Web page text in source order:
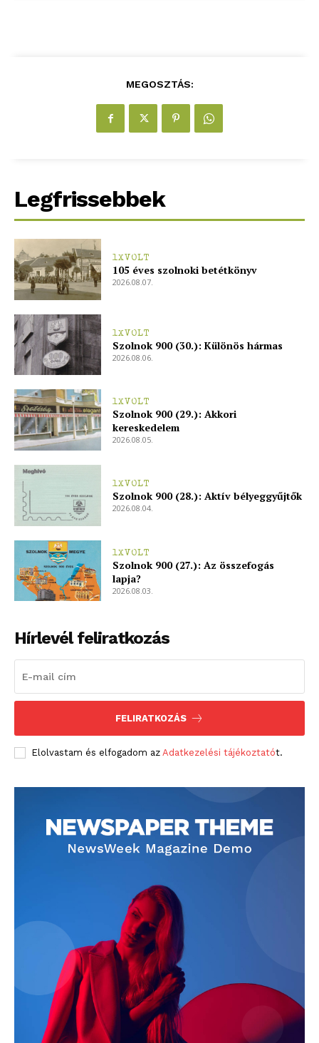
blogSZOLNOK
szubjektív élményportál
MEGOSZTÁS:
Legfrissebbek
1XVOLT
105 éves szolnoki betétkönyv
2026.08.07.
1XVOLT
Szolnok 900 (30.): Különös hármas
2026.08.06.
1XVOLT
Szolnok 900 (29.): Akkori
kereskedelem
2026.08.05.
1XVOLT
Szolnok 900 (28.): Aktív bélyeggyűjtők
2026.08.04.
1XVOLT
Szolnok 900 (27.): Az összefogás
lapja?
2026.08.03.
Hírlevél feliratkozás
FELIRATKOZÁS
Elolvastam és elfogadom az Adatkezelési tájékoztatót.